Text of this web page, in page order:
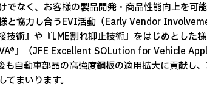
でなく、お客様の製品開発・商品性能向上を可
と協力し合うEVI活動（Early Vendor
技術』や『LME割れ抑止技術』をはじめとした
』（JFE Excellent SOLution for Vehicle
も自動車部品の高強度鋼板の適用拡大に貢献し
まいります。